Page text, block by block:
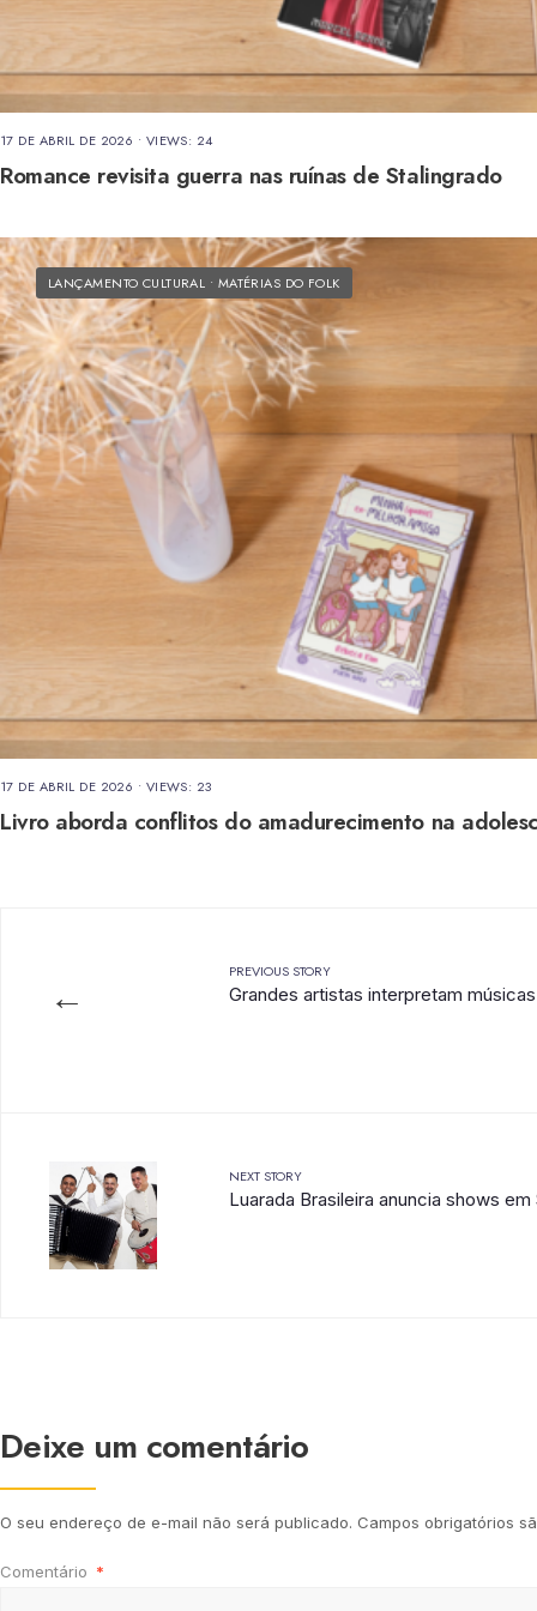
17 DE ABRIL DE 2026 • VIEWS: 24
Romance revisita guerra nas ruínas de Stalingrado
LANÇAMENTO CULTURAL • MATÉRIAS DO FOLK
17 DE ABRIL DE 2026 • VIEWS: 23
Livro aborda conflitos do amadurecimento na
←
PREVIOUS STORY
Grandes artistas interpretam
NEXT STORY
Luarada Brasileira anuncia shows em
Deixe um comentário
O seu endereço de e-mail não será publicado. Campos obrigatórios
Comentário *